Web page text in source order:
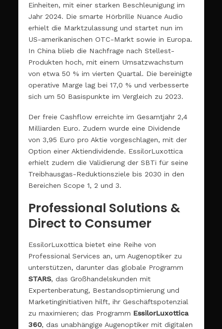
Einheiten, mit einer starken Beschleunigung im
Jahr 2024. Die smarte Hörbrille Nuance Audio
erhielt die Marktzulassung und startet nun im
US-amerikanischen OTC-Markt sowie in Europa.
In China blieb die Nachfrage nach Stellest-
Produkten hoch, mit einem Umsatzwachstum
von etwa 50 % im vierten Quartal. Die bereinigte
operative Marge lag bei 17,0 % und verbesserte
sich um 50 Basispunkte im Vergleich zu 2023.
Der freie Cashflow erreichte im Gesamtjahr 2,4
Milliarden Euro. Zudem wurde eine Dividende
von 3,95 Euro pro Aktie vorgeschlagen, mit der
Option einer Aktiendividende. EssilorLuxottica
erhielt zudem die Validierung der SBTi für seine
Treibhausgas-Reduktionsziele bis 2030 in den
Bereichen Scope 1, 2 und 3.
Professional Solutions &
Direct to Consumer
EssilorLuxottica bietet eine Reihe von
Professional Services an, um Augenoptiker zu
unterstützen, darunter das globale Programm
STARS, das Großhandelskunden mit
Expertenberatung, Bestandsoptimierung und
Marketinginitiativen hilft, ihr Geschäftspotenzial
zu maximieren; das Programm EssilorLuxottica
360, das unabhängige Augenoptiker mit digitalen